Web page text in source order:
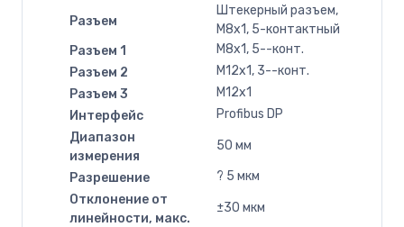
Разъем
Штекерный разъем,
M8x1, 5-контактный
Разъем 1
M8x1, 5--конт.
Разъем 2
M12x1, 3--конт.
Разъем 3
M12x1
Интерфейс
Profibus DP
Диапазон
измерения
50 мм
Разрешение
? 5 мкм
Отклонение от
линейности, макс.
±30 мкм